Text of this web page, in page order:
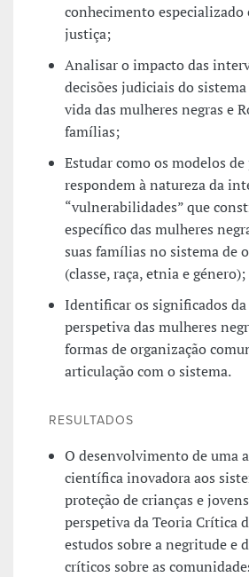
conhecimento especializado
justiça;
Analisar o impacto das
decisões judiciais do
vida das mulheres negras e
famílias;
Estudar como os modelos
respondem à natureza da
“vulnerabilidades” que
específico das mulheres
suas famílias no sistema de
(classe, raça, etnia e género);
Identificar os significados
perspetiva das mulheres
formas de organização
articulação com o sistema.
RESULTADOS
O desenvolvimento de uma
científica inovadora aos
proteção de crianças e
perspetiva da Teoria Crítica
estudos sobre a negritude e
críticos sobre as